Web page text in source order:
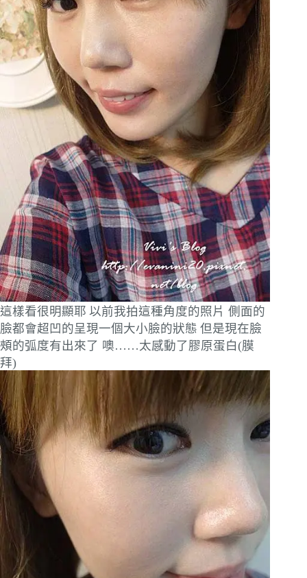
這樣看很明顯耶 以前我拍這種角度的照片 側面的
臉都會超凹的呈現一個大小臉的狀態 但是現在臉
頰的弧度有出來了 噢……太感動了膠原蛋白(膜
拜)